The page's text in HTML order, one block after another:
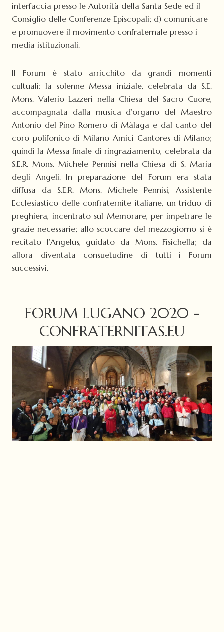
interfaccia presso le Autorità della Santa Sede ed il
Consiglio delle Conferenze Episcopali; d) comunicare
e promuovere il movimento confraternale presso i
media istituzionali.
Il Forum è stato arricchito da grandi momenti
cultuali: la solenne Messa iniziale, celebrata da S.E.
Mons. Valerio Lazzeri nella Chiesa del Sacro Cuore,
accompagnata dalla musica d’organo del Maestro
Antonio del Pino Romero di Màlaga e dal canto del
coro polifonico di Milano Amici Cantores di Milano;
quindi la Messa finale di ringraziamento, celebrata da
S.E.R. Mons. Michele Pennisi nella Chiesa di S. Maria
degli Angeli. In preparazione del Forum era stata
diffusa da S.E.R. Mons. Michele Pennisi, Assistente
Ecclesiastico delle confraternite italiane, un triduo di
preghiera, incentrato sul Memorare, per impetrare le
grazie necessarie; allo scoccare del mezzogiorno si è
recitato l’Angelus, guidato da Mons. Fisichella; da
allora diventata consuetudine di tutti i Forum
successivi.
FORUM LUGANO 2020 -
CONFRATERNITAS.EU